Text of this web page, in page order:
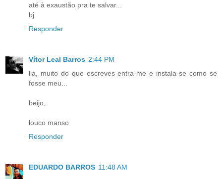
até à exaustão pra te salvar...
bj.
Responder
Vítor Leal Barros 2:44 PM
lia, muito do que escreves entra-me e instala-se como se
fosse meu...
beijo,
louco manso
Responder
EDUARDO BARROS 11:48 AM